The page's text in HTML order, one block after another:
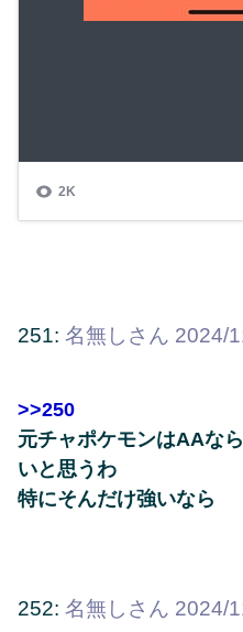
251: 名無しさん 2024/
>>250
元チャポケモンはAAな
いと思うわ
特にそんだけ強いなら
252: 名無しさん 2024/